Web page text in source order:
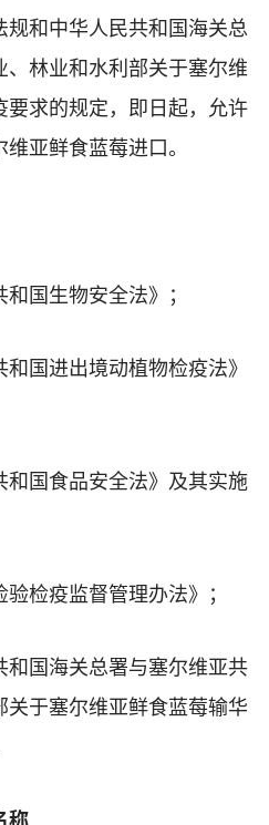
和中华人民共和国海关总
林业和水利部关于塞尔维
求的规定，即日起，允许
亚鲜食蓝莓进口。
和国生物安全法》；
和国进出境动植物检疫法》
和国食品安全法》及其实施
验检疫监督管理办法》；
和国海关总署与塞尔维亚共
于塞尔维亚鲜食蓝莓输华
称